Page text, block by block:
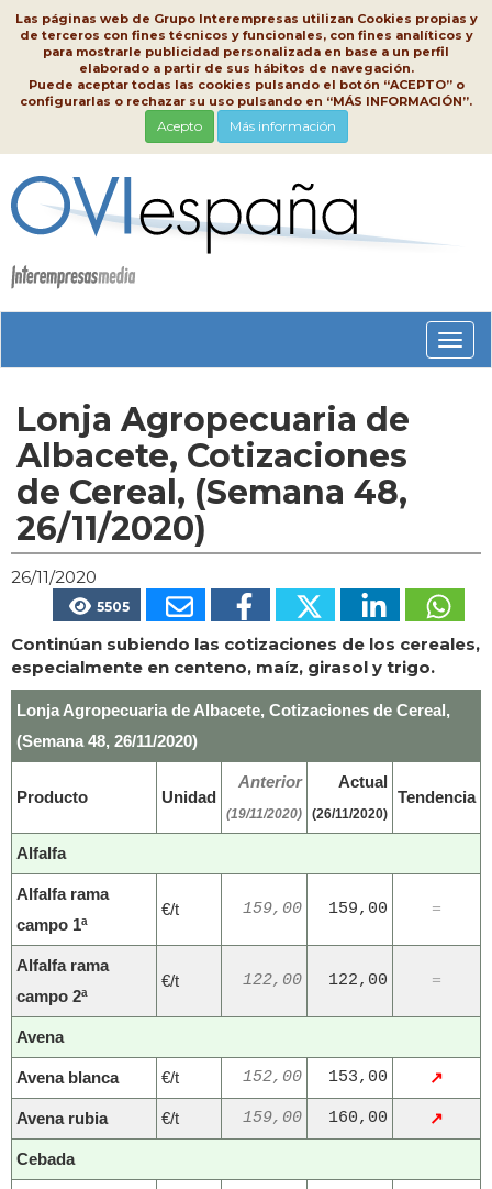
Las páginas web de Grupo Interempresas utilizan Cookies propias y
de terceros con fines técnicos y funcionales, con fines analíticos y
para mostrarle publicidad personalizada en base a un perfil
elaborado a partir de sus hábitos de navegación.
Puede aceptar todas las cookies pulsando el botón “ACEPTO” o
configurarlas o rechazar su uso pulsando en “MÁS INFORMACIÓN”.
Acepto Más información
Lonja Agropecuaria de
Albacete, Cotizaciones
de Cereal, (Semana 48,
26/11/2020)
26/11/2020
5505
Continúan subiendo las cotizaciones de los cereales,
especialmente en centeno, maíz, girasol y trigo.
Lonja Agropecuaria de Albacete, Cotizaciones de Cereal,
(Semana 48, 26/11/2020)
Producto Unidad
Anterior
(19/11/2020)
Actual
(26/11/2020)
Tendencia
Alfalfa
Alfalfa rama
campo 1ª
€/t 159,00 159,00 =
Alfalfa rama
campo 2ª
€/t 122,00 122,00 =
Avena
Avena blanca €/t 152,00 153,00 ↗
Avena rubia €/t 159,00 160,00 ↗
Cebada